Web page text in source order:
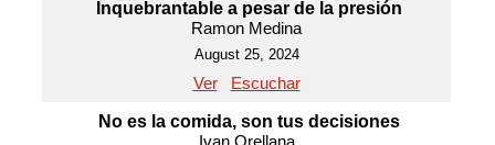
Inquebrantable a pesar de la presión
Ramon Medina
August 25, 2024
Ver Escuchar
No es la comida, son tus decisiones